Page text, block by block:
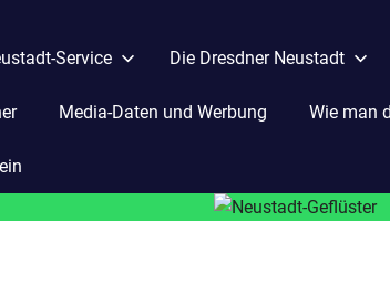
Service Die Dresdner Neustadt
Media-Daten und Werbung Wie man